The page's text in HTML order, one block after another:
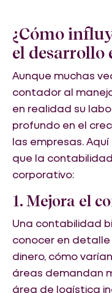
¿Cómo
el desarrollo
Aunque muchas
contador al
en realidad su
profundo en el
las empresas.
que la
corporativo:
1. Mejora el
Una contabilidad
conocer en
dinero, cómo
áreas demandan
área de logística